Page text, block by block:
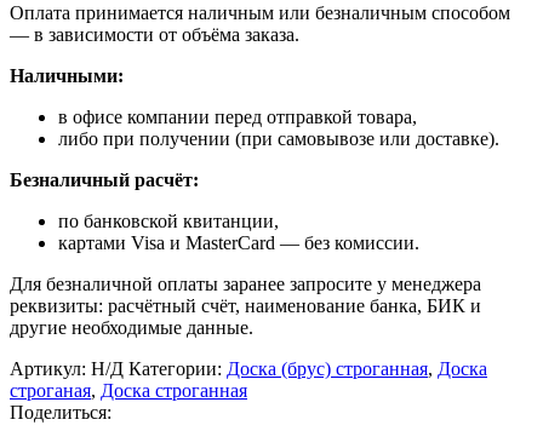
Оплата принимается наличным или безналичным способом
— в зависимости от объёма заказа.
Наличными:
в офисе компании перед отправкой товара,
либо при получении (при самовывозе или доставке).
Безналичный расчёт:
по банковской квитанции,
картами Visa и MasterCard — без комиссии.
Для безналичной оплаты заранее запросите у менеджера
реквизиты: расчётный счёт, наименование банка, БИК и
другие необходимые данные.
Артикул: Н/Д Категории: Доска (брус) строганная, Доска
строганая, Доска строганная
Поделиться: